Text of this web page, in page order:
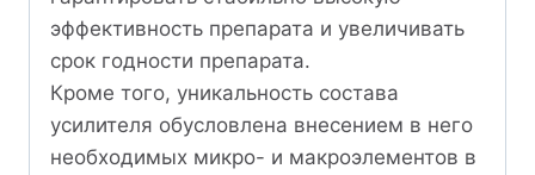
эффективность препарата и увеличивать
срок годности препарата.
Кроме того, уникальность состава
усилителя обусловлена внесением в него
необходимых микро- и макроэлементов в